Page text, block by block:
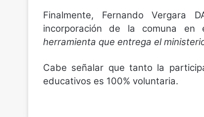
Finalmente, Fernando Vergara
incorporación de la comuna en
herramienta que entrega el
Cabe señalar que tanto la
educativos es 100% voluntaria.